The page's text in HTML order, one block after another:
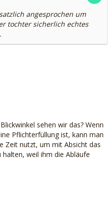
angesprochen um
tochter sicherlich echtes
sehen wir das? Wenn
Pflichterfüllung ist, kann man
Zeit nutzt, um mit Absicht das
weil ihm die Abläufe